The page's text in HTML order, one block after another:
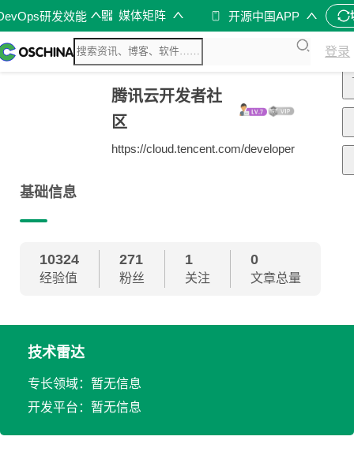
研发效能 媒体矩阵 开源中国APP
登录
腾讯云开发者社
区
https://cloud.tencent.com/developer
基础信息
10324
经验值
271
粉丝
1
关注
0
文章总量
技术雷达
专长领域：暂无信息
开发平台：暂无信息